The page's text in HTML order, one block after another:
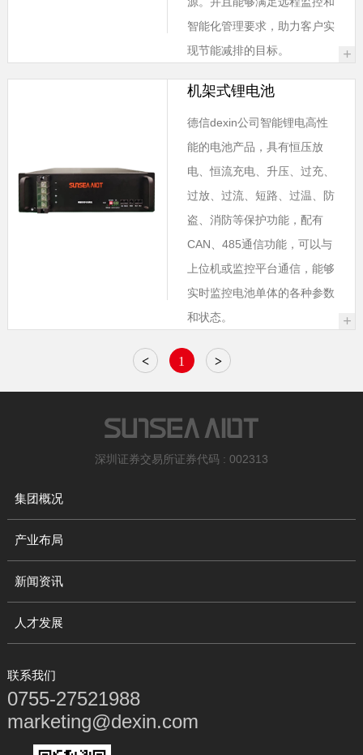
智能化管理要求，助力客户实
现节能减排的目标。
+
机架式锂电池
德信dexin公司智能锂电高性
能的电池产品，具有恒压放
电、恒流充电、升压、过充、
过放、过流、短路、过温、防
盗、消防等保护功能，配有
CAN、485通信功能，可以与
上位机或监控平台通信，能够
实时监控电池单体的各种参数
和状态。
+
< 1 >
深圳证券交易所证券代码 : 002313
集团概况
产业布局
新闻资讯
人才发展
联系我们
0755-27521988
marketing@dexin.com